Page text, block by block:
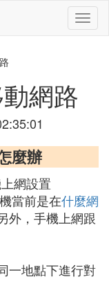
切
換
網路
麼辦
網設置
當前是在什麼網
外，手機上網跟
一地點下進行對